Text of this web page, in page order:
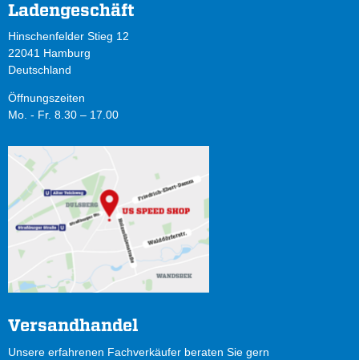
Ladengeschäft
Hinschenfelder Stieg 12
22041 Hamburg
Deutschland
Öffnungszeiten
Mo. - Fr. 8.30 – 17.00
Versandhandel
Unsere erfahrenen Fachverkäufer beraten Sie gern